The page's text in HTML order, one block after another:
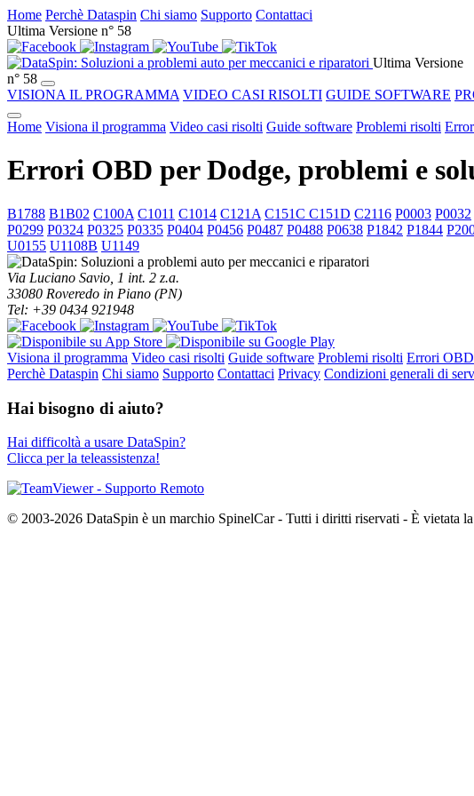
Home Perchè Dataspin Chi siamo Supporto Contattaci
Ultima Versione n° 58
Ultima Versione
n° 58
VISIONA IL PROGRAMMA VIDEO CASI RISOLTI GUIDE SOFTWARE
Home Visiona il programma Video casi risolti Guide software Problemi risolti
Errori OBD per Dodge, problemi e
B1788 B1B02 C100A C1011 C1014 C121A C151C C151D C2116 P0003 P0032
P0299 P0324 P0325 P0335 P0404 P0456 P0487 P0488 P0638 P1842 P1844
U0155 U1108B U1149
Via Luciano Savio, 1 int. 2 z.a.
33080 Roveredo in Piano (PN)
Tel: +39 0434 921948
Visiona il programma Video casi risolti Guide software Problemi risolti Errori OBD
Perchè Dataspin Chi siamo Supporto Contattaci Privacy Condizioni generali di
Hai bisogno di aiuto?
Hai difficoltà a usare DataSpin?
Clicca per la teleassistenza!
© 2003-2026 DataSpin è un marchio SpinelCar - Tutti i diritti riservati - È vietata